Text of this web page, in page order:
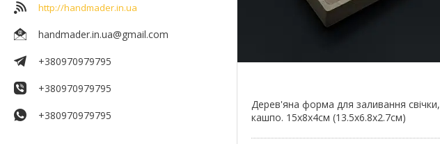
http://handmader.in.ua
handmader.in.ua@gmail.com
+380970979795
+380970979795
+380970979795
Дерев'яна форма для заливання свічки,
кашпо. 15х8х4см (13.5х6.8х2.7см)